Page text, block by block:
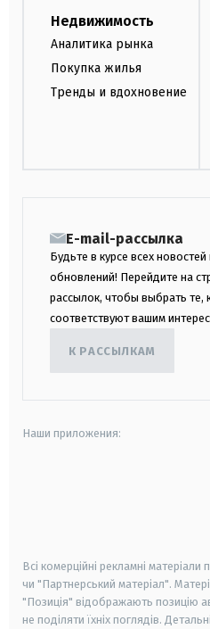
Недвижимость
Аналитика рынка
Покупка жилья
Тренды и вдохновение
E-mail-рассылка
Будьте в курсе всех новостей
обновлений! Перейдите на
рассылок, чтобы выбрать те,
соответствуют вашим
К РАССЫЛКАМ
Наши приложения:
Всі комерційні рекламні
чи "Партнерський матеріал".
"Позиція" відображають позицію
не поділяти їхніх поглядів.